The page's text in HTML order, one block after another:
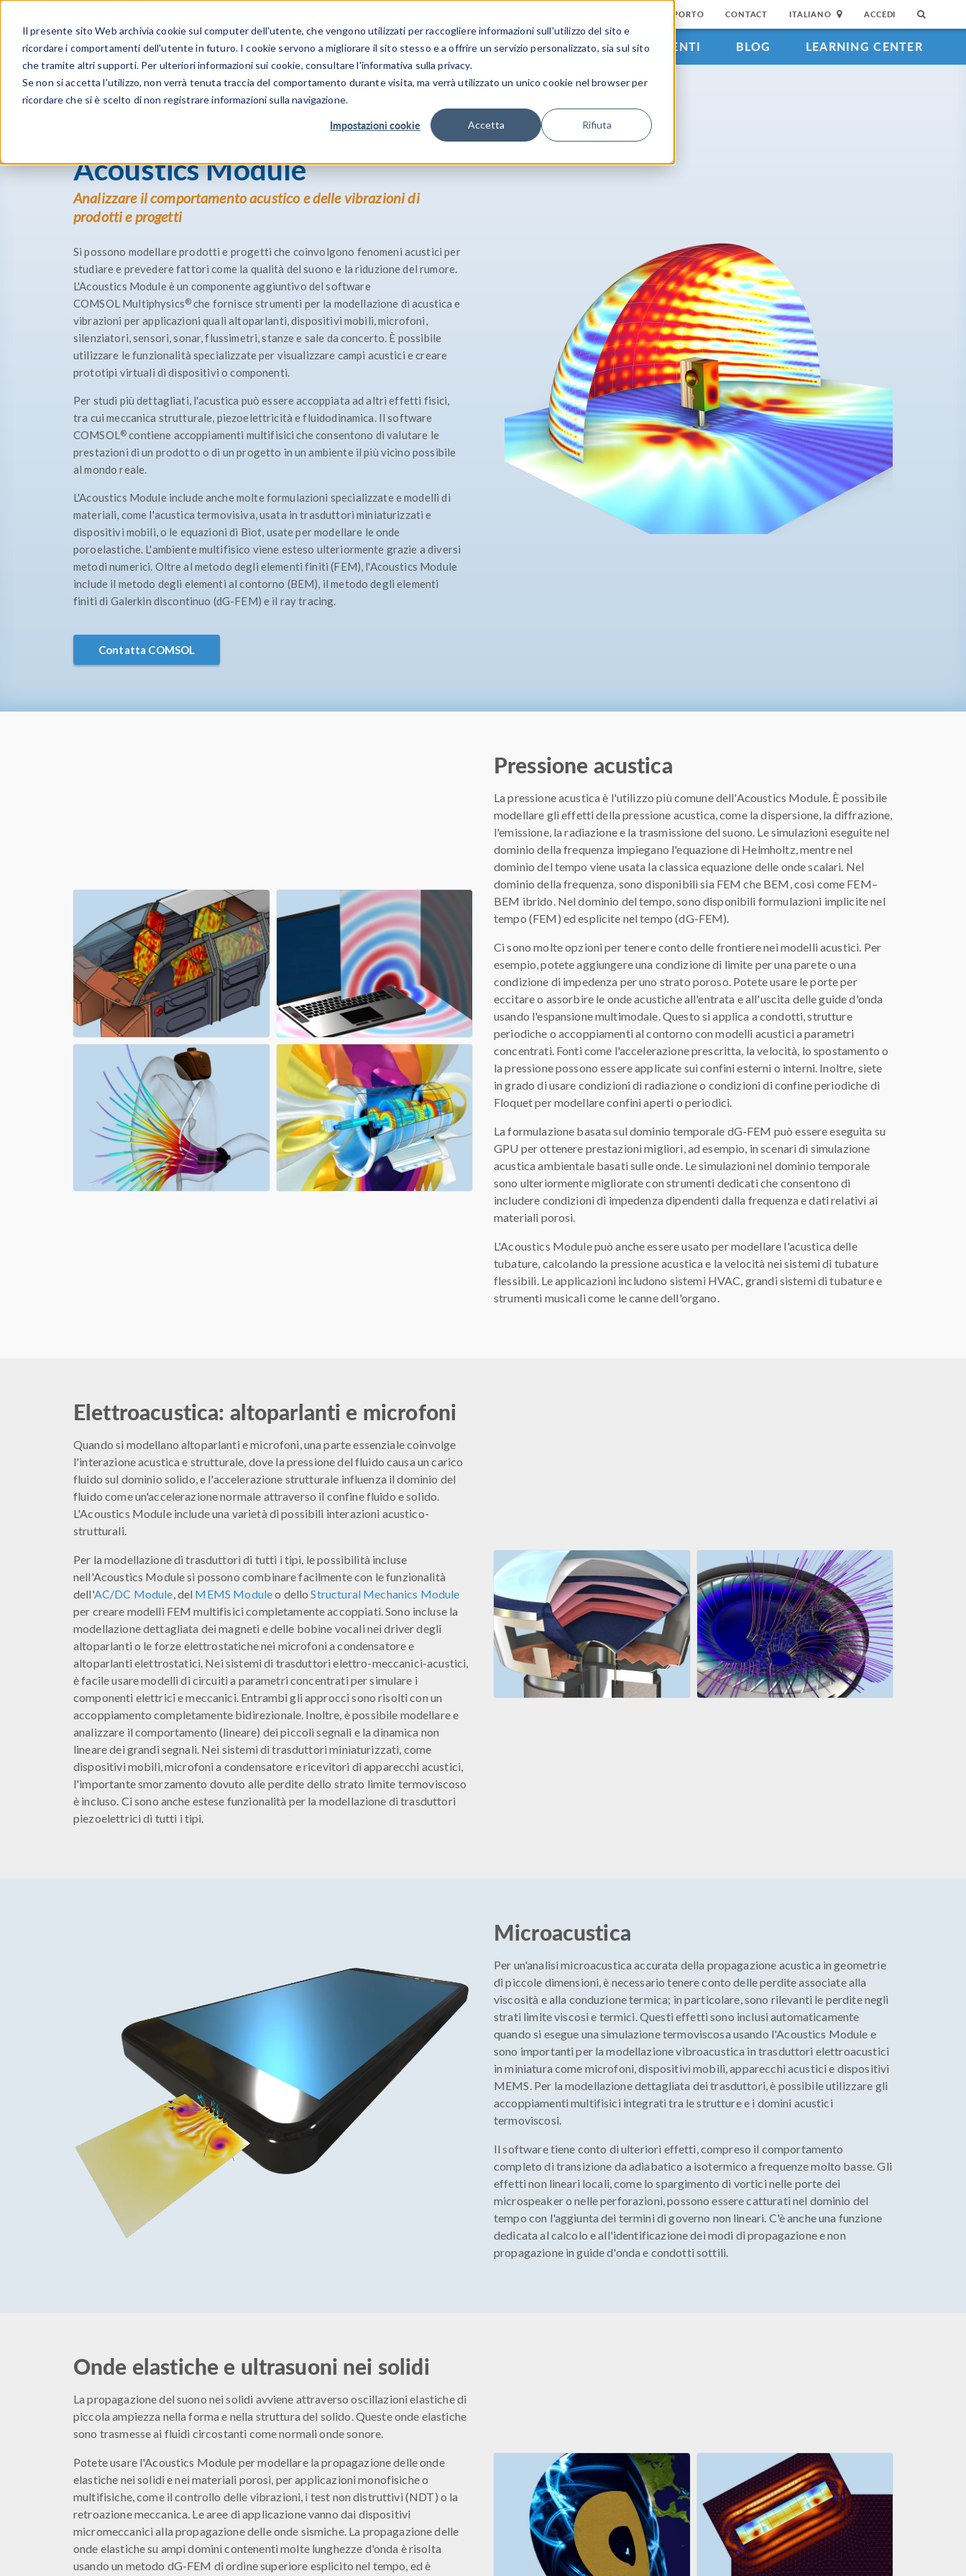
Il presente sito Web archivia cookie sul computer dell'utente, che vengono utilizzati per raccogliere informazioni sull'utilizzo del sito e
ricordare i comportamenti dell'utente in futuro. I cookie servono a migliorare il sito stesso e a offrire un servizio personalizzato, sia sul sito
che tramite altri supporti. Per ulteriori informazioni sui cookie, consultare l'informativa sulla privacy.
Se non si accetta l'utilizzo, non verrà tenuta traccia del comportamento durante visita, ma verrà utilizzato un unico cookie nel browser per
ricordare che si è scelto di non registrare informazioni sulla navigazione.
Impostazioni cookie Accetta Rifiuta
CENTRO DI SUPPORTO CONTACT ITALIANO ACCEDI
PRODOTTI SETTORI INDUSTRIALI GALLERIA DEI VIDEO EVENTI BLOG LEARNING CENTER
Gamma prodottiAcoustics Module
Acoustics Module
Analizzare il comportamento acustico e delle vibrazioni di
prodotti e progetti
Si possono modellare prodotti e progetti che coinvolgono fenomeni acustici per
studiare e prevedere fattori come la qualità del suono e la riduzione del rumore.
L'Acoustics Module è un componente aggiuntivo del software
COMSOL Multiphysics® che fornisce strumenti per la modellazione di acustica e
vibrazioni per applicazioni quali altoparlanti, dispositivi mobili, microfoni,
silenziatori, sensori, sonar, flussimetri, stanze e sale da concerto. È possibile
utilizzare le funzionalità specializzate per visualizzare campi acustici e creare
prototipi virtuali di dispositivi o componenti.
Per studi più dettagliati, l'acustica può essere accoppiata ad altri effetti fisici,
tra cui meccanica strutturale, piezoelettricità e fluidodinamica. Il software
COMSOL® contiene accoppiamenti multifisici che consentono di valutare le
prestazioni di un prodotto o di un progetto in un ambiente il più vicino possibile
al mondo reale.
L'Acoustics Module include anche molte formulazioni specializzate e modelli di
materiali, come l'acustica termovisiva, usata in trasduttori miniaturizzati e
dispositivi mobili, o le equazioni di Biot, usate per modellare le onde
poroelastiche. L'ambiente multifisico viene esteso ulteriormente grazie a diversi
metodi numerici. Oltre al metodo degli elementi finiti (FEM), l'Acoustics Module
include il metodo degli elementi al contorno (BEM), il metodo degli elementi
finiti di Galerkin discontinuo (dG-FEM) e il ray tracing.
Contatta COMSOL
Pressione acustica
La pressione acustica è l'utilizzo più comune dell'Acoustics Module. È possibile
modellare gli effetti della pressione acustica, come la dispersione, la diffrazione,
l'emissione, la radiazione e la trasmissione del suono. Le simulazioni eseguite nel
dominio della frequenza impiegano l'equazione di Helmholtz, mentre nel
dominio del tempo viene usata la classica equazione delle onde scalari. Nel
dominio della frequenza, sono disponibili sia FEM che BEM, così come FEM–
BEM ibrido. Nel dominio del tempo, sono disponibili formulazioni implicite nel
tempo (FEM) ed esplicite nel tempo (dG-FEM).
Ci sono molte opzioni per tenere conto delle frontiere nei modelli acustici. Per
esempio, potete aggiungere una condizione di limite per una parete o una
condizione di impedenza per uno strato poroso. Potete usare le porte per
eccitare o assorbire le onde acustiche all'entrata e all'uscita delle guide d'onda
usando l'espansione multimodale. Questo si applica a condotti, strutture
periodiche o accoppiamenti al contorno con modelli acustici a parametri
concentrati. Fonti come l'accelerazione prescritta, la velocità, lo spostamento o
la pressione possono essere applicate sui confini esterni o interni. Inoltre, siete
in grado di usare condizioni di radiazione o condizioni di confine periodiche di
Floquet per modellare confini aperti o periodici.
La formulazione basata sul dominio temporale dG-FEM può essere eseguita su
GPU per ottenere prestazioni migliori, ad esempio, in scenari di simulazione
acustica ambientale basati sulle onde. Le simulazioni nel dominio temporale
sono ulteriormente migliorate con strumenti dedicati che consentono di
includere condizioni di impedenza dipendenti dalla frequenza e dati relativi ai
materiali porosi.
L'Acoustics Module può anche essere usato per modellare l'acustica delle
tubature, calcolando la pressione acustica e la velocità nei sistemi di tubature
flessibili. Le applicazioni includono sistemi HVAC, grandi sistemi di tubature e
strumenti musicali come le canne dell'organo.
Elettroacustica: altoparlanti e microfoni
Quando si modellano altoparlanti e microfoni, una parte essenziale coinvolge
l'interazione acustica e strutturale, dove la pressione del fluido causa un carico
fluido sul dominio solido, e l'accelerazione strutturale influenza il dominio del
fluido come un'accelerazione normale attraverso il confine fluido e solido.
L'Acoustics Module include una varietà di possibili interazioni acustico-
strutturali.
Per la modellazione di trasduttori di tutti i tipi, le possibilità incluse
nell'Acoustics Module si possono combinare facilmente con le funzionalità
dell'AC/DC Module, del MEMS Moduleo delloStructural Mechanics Module
per creare modelli FEM multifisici completamente accoppiati. Sono incluse la
modellazione dettagliata dei magneti e delle bobine vocali nei driver degli
altoparlanti o le forze elettrostatiche nei microfoni a condensatore e
altoparlanti elettrostatici. Nei sistemi di trasduttori elettro-meccanici-acustici,
è facile usare modelli di circuiti a parametri concentrati per simulare i
componenti elettrici e meccanici. Entrambi gli approcci sono risolti con un
accoppiamento completamente bidirezionale. Inoltre, è possibile modellare e
analizzare il comportamento (lineare) dei piccoli segnali e la dinamica non
lineare dei grandi segnali. Nei sistemi di trasduttori miniaturizzati, come
dispositivi mobili, microfoni a condensatore e ricevitori di apparecchi acustici,
l'importante smorzamento dovuto alle perdite dello strato limite termoviscoso
è incluso. Ci sono anche estese funzionalità per la modellazione di trasduttori
piezoelettrici di tutti i tipi.
Microacustica
Per un'analisi microacustica accurata della propagazione acustica in geometrie
di piccole dimensioni, è necessario tenere conto delle perdite associate alla
viscosità e alla conduzione termica; in particolare, sono rilevanti le perdite negli
strati limite viscosi e termici. Questi effetti sono inclusi automaticamente
quando si esegue una simulazione termoviscosa usando l'Acoustics Module e
sono importanti per la modellazione vibroacustica in trasduttori elettroacustici
in miniatura come microfoni, dispositivi mobili, apparecchi acustici e dispositivi
MEMS. Per la modellazione dettagliata dei trasduttori, è possibile utilizzare gli
accoppiamenti multifisici integrati tra le strutture e i domini acustici
termoviscosi.
Il software tiene conto di ulteriori effetti, compreso il comportamento
completo di transizione da adiabatico a isotermico a frequenze molto basse. Gli
effetti non lineari locali, come lo spargimento di vortici nelle porte dei
microspeaker o nelle perforazioni, possono essere catturati nel dominio del
tempo con l'aggiunta dei termini di governo non lineari. C'è anche una funzione
dedicata al calcolo e all'identificazione dei modi di propagazione e non
propagazione in guide d'onda e condotti sottili.
Onde elastiche e ultrasuoni nei solidi
La propagazione del suono nei solidi avviene attraverso oscillazioni elastiche di
piccola ampiezza nella forma e nella struttura del solido. Queste onde elastiche
sono trasmesse ai fluidi circostanti come normali onde sonore.
Potete usare l'Acoustics Module per modellare la propagazione delle onde
elastiche nei solidi e nei materiali porosi, per applicazioni monofisiche o
multifisiche, come il controllo delle vibrazioni, i test non distruttivi (NDT) o la
retroazione meccanica. Le aree di applicazione vanno dai dispositivi
micromeccanici alla propagazione delle onde sismiche. La propagazione delle
onde elastiche su ampi domini contenenti molte lunghezze d'onda è risolta
usando un metodo dG-FEM di ordine superiore esplicito nel tempo, ed è